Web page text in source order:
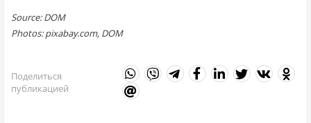
Source: DOM
Photos: pixabay.com, DOM
Поделиться
публикацией